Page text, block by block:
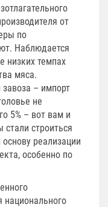
от
по
Наблюдается
низких темпах
мяса.
– импорт
не
5% – вот вам и
строиться
реализации
особенно по
национального